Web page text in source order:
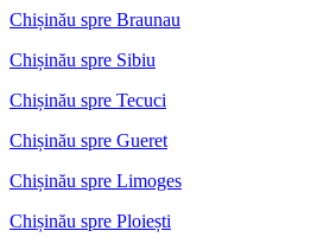
Chișinău spre Braunau
Chișinău spre Sibiu
Chișinău spre Tecuci
Chișinău spre Gueret
Chișinău spre Limoges
Chișinău spre Ploiești